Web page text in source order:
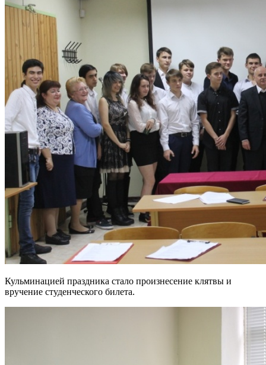
Кульминацией праздника стало произнесение клятвы и
вручение студенческого билета.